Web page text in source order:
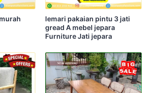
lemari pakaian pintu 3 jati
gread A mebel jepara
Furniture Jati jepara